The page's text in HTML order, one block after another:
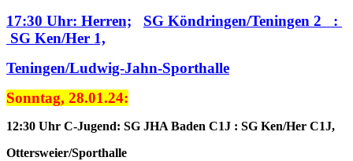
17:30 Uhr: Herren;
SG Köndringen/Teningen 2 :
SG Ken/Her 1,
Teningen/Ludwig-Jahn-Sporthalle
Sonntag, 28.01.24:
12:30 Uhr C-Jugend: SG JHA Baden C1J : SG Ken/Her C1J,
Ottersweier/Sporthalle